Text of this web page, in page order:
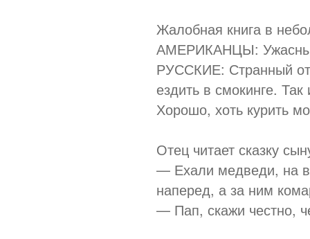
Жалобная книга в
АМЕРИКАНЦЫ:
РУССКИЕ: Странный
ездить в смокинге.
Хорошо, хоть курить
Отец читает сказку
— Ехали медведи, на
наперед, а за ним
— Пап, скажи честно,